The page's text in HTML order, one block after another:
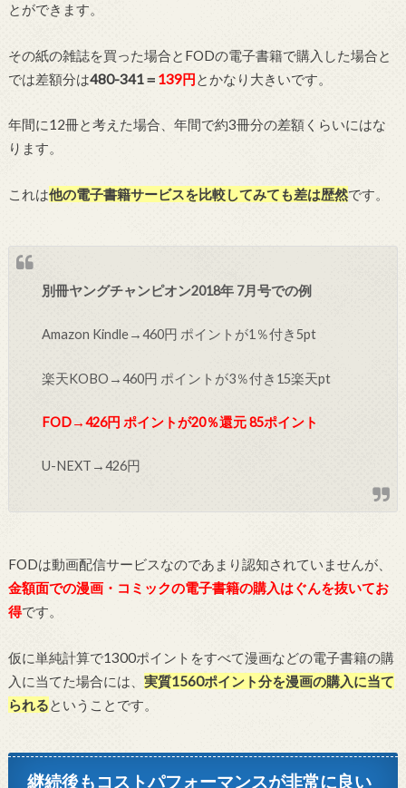
とができます。
その紙の雑誌を買った場合とFODの電子書籍で購入した場合と
では差額分は480-341＝ 139円とかなり大きいです。
年間に12冊と考えた場合、年間で約3冊分の差額くらいにはな
ります。
これは他の電子書籍サービスを比較してみても差は歴然です。
別冊ヤングチャンピオン2018年 7月号での例
Amazon Kindle→460円 ポイントが1％付き5pt
楽天KOBO→460円 ポイントが3％付き15楽天pt
FOD→426円 ポイントが20％還元 85ポイント
U-NEXT→426円
FODは動画配信サービスなのであまり認知されていませんが、
金額面での漫画・コミックの電子書籍の購入はぐんを抜いてお
得です。
仮に単純計算で1300ポイントをすべて漫画などの電子書籍の購
入に当てた場合には、 実質1560ポイント分を漫画の購入に当て
られる ということです。
継続後もコストパフォーマンスが非常に良い